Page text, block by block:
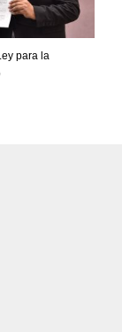
para la